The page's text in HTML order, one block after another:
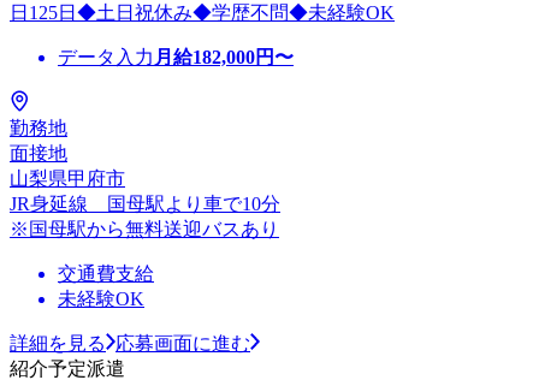
日125日◆土日祝休み◆学歴不問◆未経験OK
データ入力 月給182,000円〜
勤務地
面接地
山梨県甲府市
JR身延線 国母駅より車で10分
※国母駅から無料送迎バスあり
交通費支給
未経験OK
詳細を見る
応募画面に進む
紹介予定派遣